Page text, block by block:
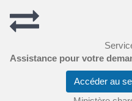
Assistance pour votre
Accéder au